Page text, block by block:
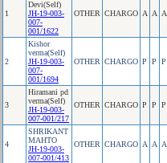
1
Devi(Self)
JH-19-003-
007-
001/1622
OTHER CHARGO A A A
2
Kishor
verma(Self)
JH-19-003-
007-
001/1694
OTHER CHARGO P P P
3
Hiramani pd
verma(Self)
JH-19-003-
007-001/217
OTHER CHARGO P P P
4
SHRIKANT
MAHTO
JH-19-003-
007-001/413
OTHER CHARGO A A A